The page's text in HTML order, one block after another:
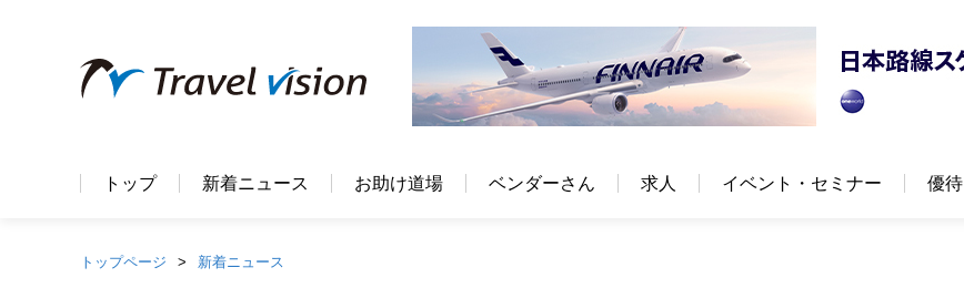
トップ 新着ニュース お助け道場 ベンダーさん 求人 イベント・セミナー 優待
トップページ 新着ニュース